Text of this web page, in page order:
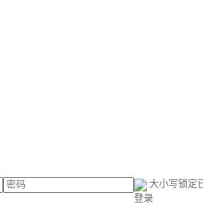
大小写锁定
登录